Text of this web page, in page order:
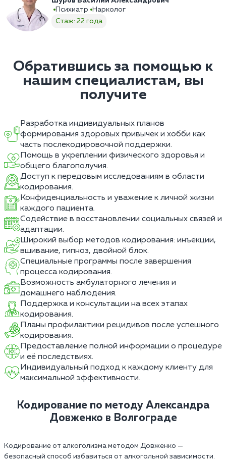
Психиатр
Нарколог
Стаж: 22 года
Обратившись за помощью к
нашим специалистам, вы
получите
Разработка индивидуальных планов
формирования здоровых привычек и хобби как
часть послекодировочной поддержки.
Помощь в укреплении физического здоровья и
общего благополучия.
Доступ к передовым исследованиям в области
кодирования.
Конфиденциальность и уважение к личной жизни
каждого пациента.
Содействие в восстановлении социальных связей и
адаптации.
Широкий выбор методов кодирования: инъекции,
вшивание, гипноз, двойной блок.
Специальные программы после завершения
процесса кодирования.
Возможность амбулаторного лечения и
домашнего наблюдения.
Поддержка и консультации на всех этапах
кодирования.
Планы профилактики рецидивов после успешного
кодирования.
Предоставление полной информации о процедуре
и её последствиях.
Индивидуальный подход к каждому клиенту для
максимальной эффективности.
Кодирование по методу Александра
Довженко в Волгограде
Кодирование от алкоголизма методом Довженко —
безопасный способ избавиться от алкогольной зависимости.